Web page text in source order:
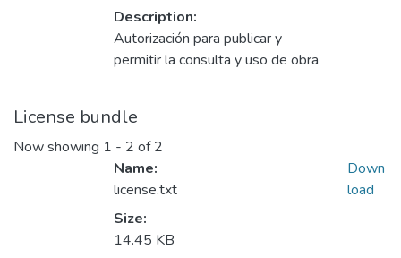
Description:
Autorización para publicar y
permitir la consulta y uso de obra
License bundle
Now showing 1 - 2 of 2
Name:
license.txt
Size:
14.45 KB
Down
load